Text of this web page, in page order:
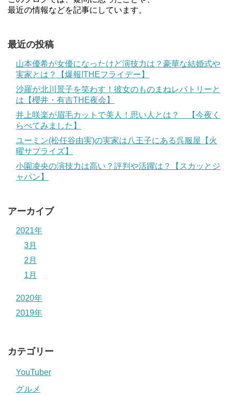
最近の情報などを記事にしています。
最近の投稿
山本優希が女優になったけど演技力は？豪華な結婚式や
実家とは？【爆報!THEフライデー】
沙羅が北川景子を笑わす！彼女のものまねレパトリーと
は【櫻井・有吉THE夜会】
井上咲楽が眉毛カットで美人！思い人とは？ 【今夜く
らべてみました】
ユーミン(松任谷由実)の実家は八王子にある呉服屋【火
曜サプライズ】
小園凌央の演技力は高い？評判や活躍は？【スカッとジ
ャパン】
アーカイブ
2021年
3月
2月
1月
2020年
2019年
カテゴリー
YouTuber
グルメ